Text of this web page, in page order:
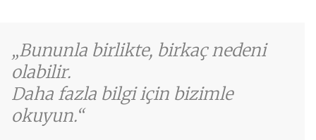
Bununla birlikte, birkaç nedeni
olabilir.
Daha fazla bilgi için bizimle
okuyun.